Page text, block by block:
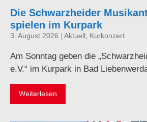
Die Schwarzheider
spielen im Kurpark
3. August 2026 Aktuell , Kurkonzert
Am Sonntag geben die
e.V.“ im Kurpark in Bad
Weiterlesen